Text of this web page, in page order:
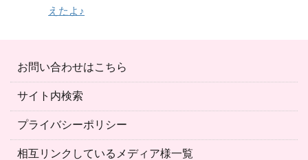
えたよ♪
お問い合わせはこちら
サイト内検索
プライバシーポリシー
相互リンクしているメディア様一覧